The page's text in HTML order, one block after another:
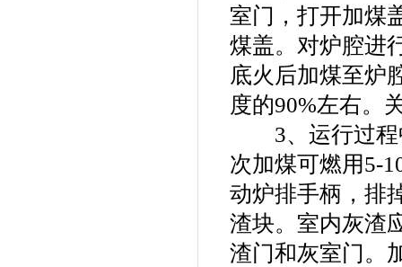
室门，打开加煤
煤盖。对炉腔进
底火后加煤至炉
度的90%左右。
3、运行过程
次加煤可燃用5-
动炉排手柄，排
渣块。室内灰渣
渣门和灰室门。